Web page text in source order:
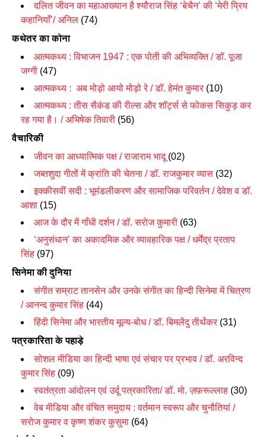
दलित जीवन का महाआख्यान है श्यौराज सिंह ‘बेचैन’की ‘मेरी प्रिय
कहानियाँ’/अनिल (74)
कथेतर का कोना
आत्मकथ्य : विभाजन 1947 : एक पोती की अभिव्यक्ति / डॉ. पूजा
जग्गी (47)
आत्मकथ्य : अब मोड़ो आयो मोड़ो रे / डॉ. हेमंत कुमार (10)
आत्मकथ्य : तीस सैकंड की रील्स और शॉर्ट्स से फोकस सिकुड़ कर
रह गया है। / अभिषेक तिवारी (56)
वैचारिकी
जीवन का आध्यात्मिक पक्ष / राजाराम भादू(02)
जब्‍तशुदा गीतों में क्रांति की चेतना / डॉ. राजकुमार व्‍यास (32)
इक्कीसवीं सदी : भूमंडलीकरण और सामाजिक परिवर्तन / देवेश व डॉ.
आशा (15)
आज के दौर में गाँधी दर्शन / डॉ. सरोज कुमारी (63)
‘अनुसंधान’का अकादमिक और व्यावहारिक पक्ष / धर्मेंद्र प्रताप
सिंह (97)
सिनेमा की दुनिया
संगीत सम्राट तानसेन और उनके संगीत का हिन्दी सिनेमा में चित्रण
/ आनन्द कुमार सिंह (44)
हिंदी सिनेमा और भारतीय मूल्य-बोध /डॉ. बिमलेंदु तीर्थंकर (31)
पत्रकारिता के पहाड़े
सोशल मीडिया का हिन्दी भाषा एवं संचार पर प्रभाव / डॉ. अरविन्द
कुमार सिंह (09)
स्वतंत्रता आंदोलन एवं उर्दू पत्रकारिता/ डॉ. मो. ज़फ़रूल्लाह (30)
वेब मीडिया और वंचित समुदाय :वर्तमान स्वरूप और चुनौतियां /
सरोज कुमार व कृष्ण शंकर कुसुमा (64)